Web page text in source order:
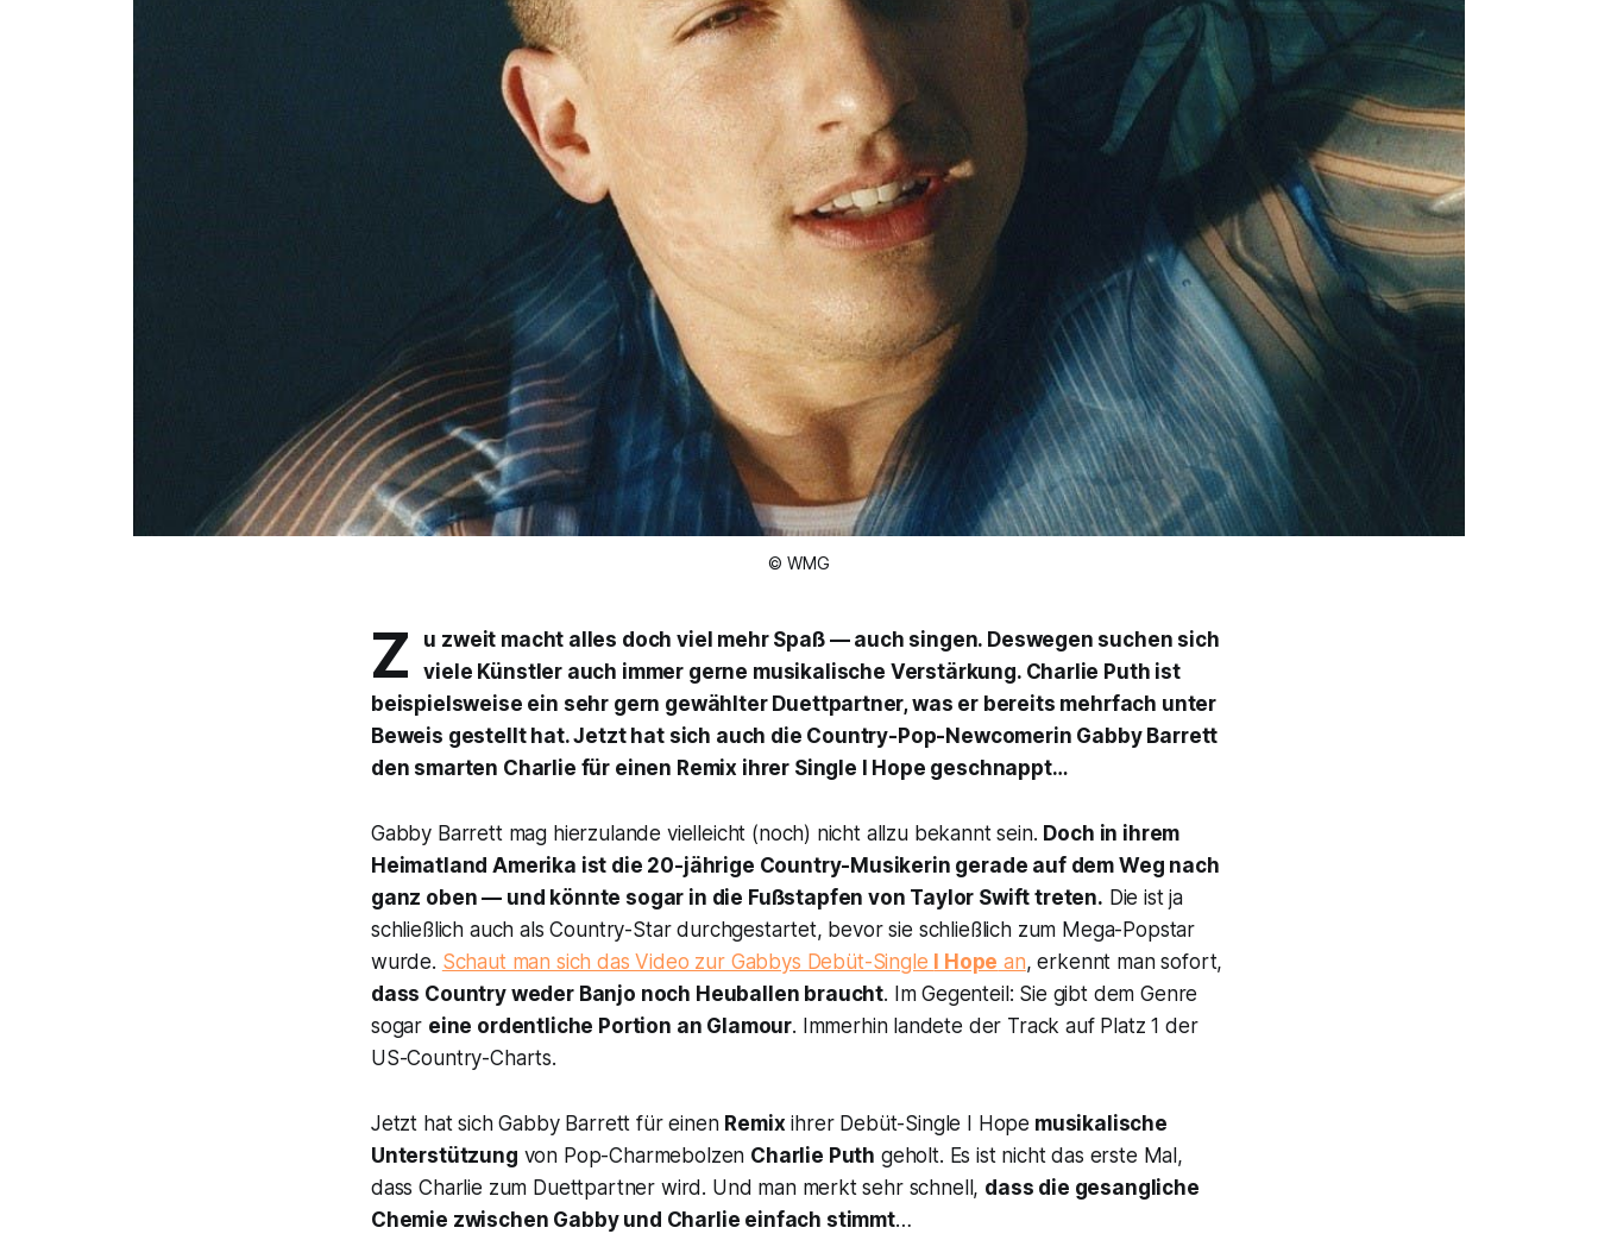
© WMG
Z
u zweit macht alles doch viel mehr Spaß — auch singen. Deswegen suchen sich
viele Künstler auch immer gerne musikalische Verstärkung. Charlie Puth ist
beispielsweise ein sehr gern gewählter Duettpartner, was er bereits mehrfach unter
Beweis gestellt hat. Jetzt hat sich auch die Country-Pop-Newcomerin Gabby Barrett
den smarten Charlie für einen Remix ihrer Single
I Hope geschnappt…
Gabby Barrett mag hierzulande vielleicht (noch) nicht allzu bekannt sein. Doch in ihrem
Heimatland Amerika ist die 20-jährige Country-Musikerin gerade auf dem Weg nach
ganz oben — und könnte sogar in die Fußstapfen von Taylor Swift treten. Die ist ja
schließlich auch als Country-Star durchgestartet, bevor sie schließlich zum Mega-Popstar
wurde. Schaut man sich das Video zur Gabbys Debüt-Single I Hope an, erkennt man sofort,
dass Country weder Banjo noch Heuballen braucht. Im Gegenteil: Sie gibt dem Genre
sogar eine ordentliche Portion an Glamour. Immerhin landete der Track auf Platz 1 der
US-Country-Charts.
Jetzt hat sich Gabby Barrett für einen Remix ihrer Debüt-Single I Hope musikalische
Unterstützung von Pop-Charmebolzen Charlie Puth geholt. Es ist nicht das erste Mal,
dass Charlie zum Duettpartner wird. Und man merkt sehr schnell, dass die gesangliche
Chemie zwischen Gabby und Charlie einfach stimmt…